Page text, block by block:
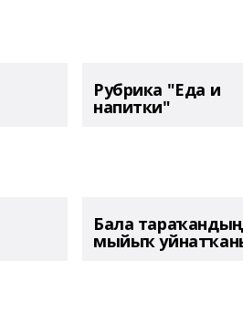
Рубрика "Еда и
напитки"
Бала тараҡандың
мыйыҡ